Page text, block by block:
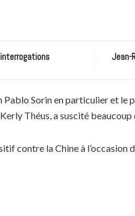
Jean-
Sorin en particulier et le
Théus, a suscité
contre la Chine à